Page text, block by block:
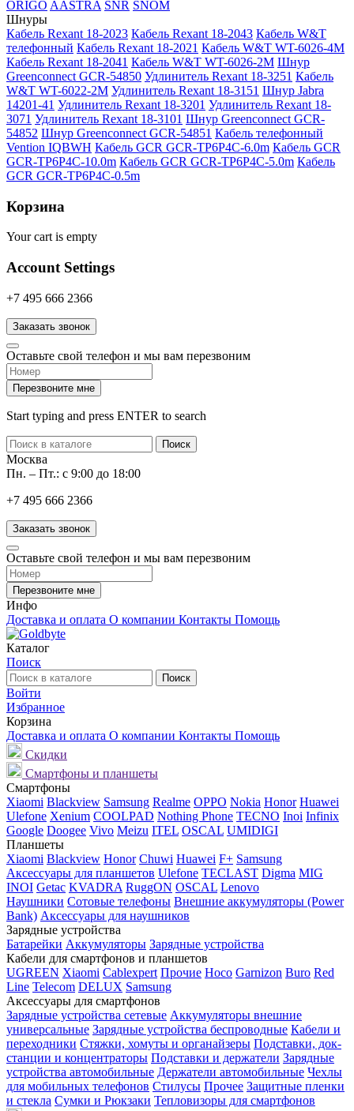
ORIGO AASTRA SNR SNOM
Шнуры
Кабель Rexant 18-2023 Кабель Rexant 18-2043 Кабель W&T
телефонный Кабель Rexant 18-2021 Кабель W&T WT-6026-4M
Кабель Rexant 18-2041 Кабель W&T WT-6026-2M Шнур
Greenconnect GCR-54850 Удлинитель Rexant 18-3251 Кабель
W&T WT-6022-2M Удлинитель Rexant 18-3151 Шнур Jabra
14201-41 Удлинитель Rexant 18-3201 Удлинитель Rexant 18-
3071 Удлинитель Rexant 18-3101 Шнур Greenconnect GCR-
54852 Шнур Greenconnect GCR-54851 Кабель телефонный
Vention IQBWH Кабель GCR GCR-TP6P4C-6.0m Кабель GCR
GCR-TP6P4C-10.0m Кабель GCR GCR-TP6P4C-5.0m Кабель
GCR GCR-TP6P4C-0.5m
Корзина
Your cart is empty
Account Settings
+7 495 666 2366
Заказать звонок
Оставьте свой телефон и мы вам перезвоним
Перезвоните мне
Start typing and press ENTER to search
Поиск
Москва
Пн. – Пт.: с 9:00 до 18:00
+7 495 666 2366
Заказать звонок
Оставьте свой телефон и мы вам перезвоним
Перезвоните мне
Инфо
Доставка и оплата О компании Контакты Помощь
Каталог
Поиск
Поиск
Войти
Избранное
Корзина
Доставка и оплата О компании Контакты Помощь
Скидки
Смартфоны и планшеты
Смартфоны
Xiaomi Blackview Samsung Realme OPPO Nokia Honor Huawei
Ulefone Xenium COOLPAD Nothing Phone TECNO Inoi Infinix
Google Doogee Vivo Meizu ITEL OSCAL UMIDIGI
Планшеты
Xiaomi Blackview Honor Chuwi Huawei F+ Samsung
Аксессуары для планшетов Ulefone TECLAST Digma MIG
INOI Getac KVADRA RuggON OSCAL Lenovo
Наушники Сотовые телефоны Внешние аккумуляторы (Power
Bank) Аксессуары для наушников
Зарядные устройства
Батарейки Аккумуляторы Зарядные устройства
Кабели для смартфонов и планшетов
UGREEN Xiaomi Cablexpert Прочие Hoco Garnizon Buro Red
Line Telecom DELUX Samsung
Аксессуары для смартфонов
Зарядные устройства сетевые Аккумуляторы внешние
универсальные Зарядные устройства беспроводные Кабели и
переходники Стяжки, хомуты и органайзеры Подставки, док-
станции и концентраторы Подставки и держатели Зарядные
устройства автомобильные Держатели автомобильные Чехлы
для мобильных телефонов Стилусы Прочее Защитные пленки
и стекла Сумки и Рюкзаки Тепловизоры для смартфонов